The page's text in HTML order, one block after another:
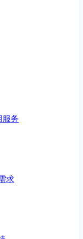
服务
求